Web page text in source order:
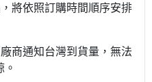
將依照訂購時間順序安排
商通知台灣到貨量，無法